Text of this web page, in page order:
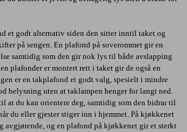
et godt alternativ siden den sitter inntil taket og
på sengen. En plafond på soverommet gir en
samtidig som den gir nok lys til både avslapping
plafonder er montert rett i taket gir de også en
er en takplafond et godt valg, spesielt i mindre
belysning uten at taklampen henger for langt ned.
at du kan orientere deg, samtidig som den bidrar til
du eller gjester stiger inn i hjemmet. På kjøkkenet
avgjørende, og en plafond på kjøkkenet gir et sterkt